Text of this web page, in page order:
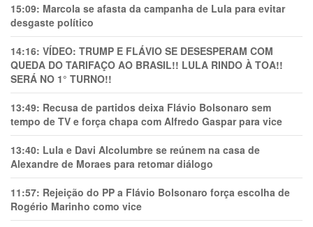
15:09: Marcola se afasta da campanha de Lula para evitar
desgaste político
14:16: VÍDEO: TRUMP E FLÁVIO SE DESESPERAM COM
QUEDA DO TARIFAÇO AO BRASIL!! LULA RINDO À TOA!!
SERÁ NO 1° TURNO!!
13:49: Recusa de partidos deixa Flávio Bolsonaro sem
tempo de TV e força chapa com Alfredo Gaspar para vice
13:40: Lula e Davi Alcolumbre se reúnem na casa de
Alexandre de Moraes para retomar diálogo
11:57: Rejeição do PP a Flávio Bolsonaro força escolha de
Rogério Marinho como vice